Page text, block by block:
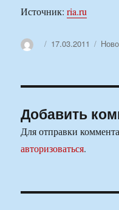
Источник:ria.ru
АвторОпубликовано
17.03.2011
Добавить
Для отправки
авторизоваться.